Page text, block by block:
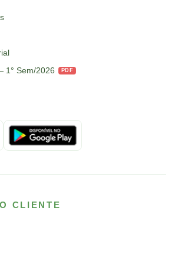
1° Sem/2026
PDF
CLIENTE